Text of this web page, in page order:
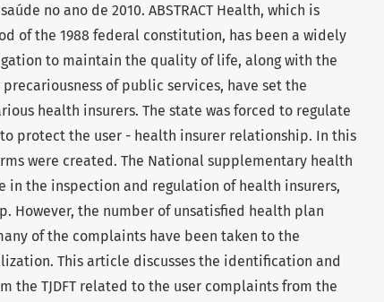
no ano de 2010. ABSTRACT Health, which is
of the 1988 federal constitution, has been a widely
to maintain the quality of life, along with the
of public services, have set the
health insurers. The state was forced to regulate
protect the user - health insurer relationship. In this
were created. The National supplementary health
in the inspection and regulation of health insurers,
However, the number of unsatisfied health plan
of the complaints have been taken to the
This article discusses the identification and
the TJDFT related to the user complaints from the